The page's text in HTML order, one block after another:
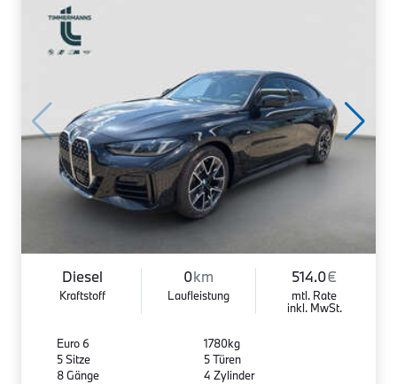
Diesel
Kraftstoff
0km
Laufleistung
514.0€
mtl. Rate
inkl. MwSt.
Euro 6
5 Sitze
8 Gänge
1780kg
5 Türen
4 Zylinder